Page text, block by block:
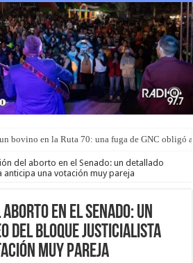
bovino en la Ruta 70: una fuga de GNC obligó
sido rociado con nafta y prendido fuego en San
del aborto en el Senado: un detallado
anticipa una votación muy pareja
en el Senado: un
del Bloque Justicialista
muy pareja